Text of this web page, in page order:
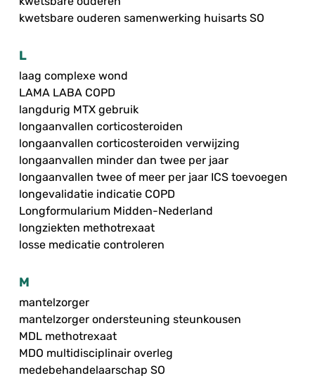
kwetsbare ouderen samenwerking huisarts SO
L
laag complexe wond
LAMA LABA COPD
langdurig MTX gebruik
longaanvallen corticosteroiden
longaanvallen corticosteroiden verwijzing
longaanvallen minder dan twee per jaar
longaanvallen twee of meer per jaar ICS toevoegen
longevalidatie indicatie COPD
Longformularium Midden-Nederland
longziekten methotrexaat
losse medicatie controleren
M
mantelzorger
mantelzorger ondersteuning steunkousen
MDL methotrexaat
MDO multidisciplinair overleg
medebehandelaarschap SO